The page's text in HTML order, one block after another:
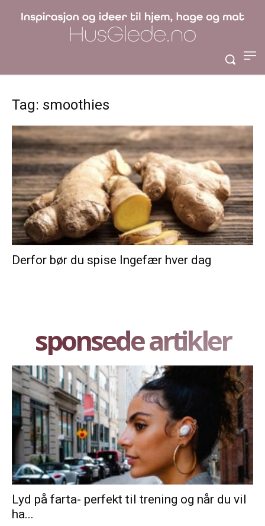
Tag: smoothies
Derfor bør du spise Ingefær hver dag
sponsede artikler
Lyd på farta- perfekt til trening og når du vil
ha...